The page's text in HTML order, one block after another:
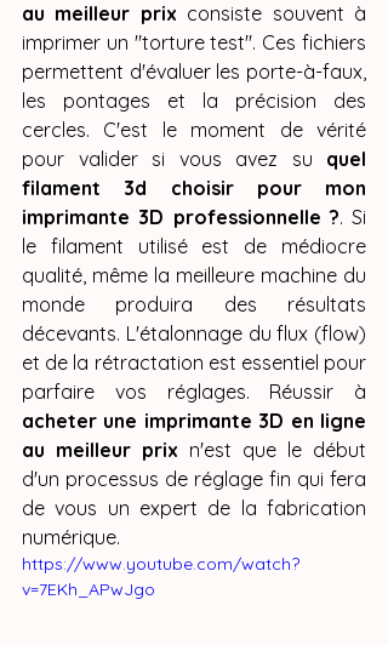
au meilleur prix consiste souvent à
imprimer un "torture test". Ces fichiers
permettent d'évaluer les porte-à-faux,
les pontages et la précision des
cercles. C'est le moment de vérité
pour valider si vous avez su quel
filament 3d choisir pour mon
imprimante 3D professionnelle ?. Si
le filament utilisé est de médiocre
qualité, même la meilleure machine du
monde produira des résultats
décevants. L'étalonnage du flux (flow)
et de la rétractation est essentiel pour
acheter une imprimante 3D en ligne
au meilleur prix n'est que le début
d'un processus de réglage fin qui fera
de vous un expert de la fabrication
numérique.
https://www.youtube.com/watch?
v=7EKh_APwJgo